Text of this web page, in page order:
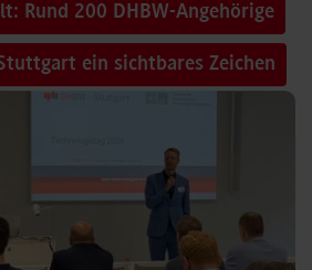
Rund 200 DHBW-Angehörige
ein sichtbares Zeichen